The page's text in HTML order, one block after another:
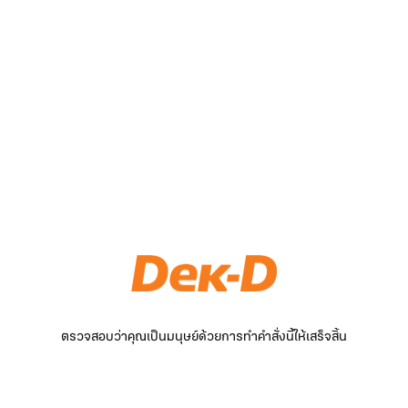
ตรวจสอบว่าคุณเป็นมนุษย์ด้วยการทำคำสั่งนี้ให้เสร็จสิ้น